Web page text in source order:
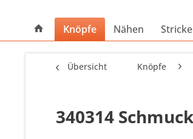
Knöpfe Nähen
Übersicht Knöpfe
340314